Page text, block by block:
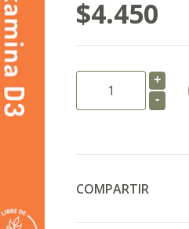
$4.450
+
-
COMPARTIR